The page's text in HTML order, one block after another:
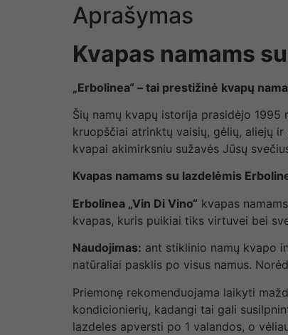
Aprašymas
Kvapas namams
„Erbolinea“ – tai prestižinė kvapų
Šių namų kvapų istorija prasidėjo
kruopščiai atrinktų vaisių, gėlių, aliejų
kvapai akimirksniu sužavės Jūsų
Kvapas namams su lazdelėmis
Erbolinea „Vin Di Vino“ kvapas
kvapas, kuris puikiai tiks virtuvei bei
Naudojimas: ant stiklinio namų kvapo
natūraliai pasklis po visus namus.
Priemonę rekomenduojama laikyti
kondicionierių, kadangi tai gali
lazdeles apversti po 1 valandos, o